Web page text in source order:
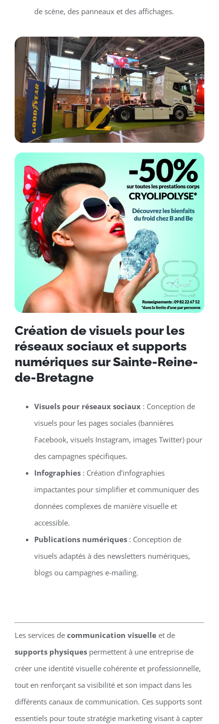
de scène, des panneaux et des affichages.
Création de visuels pour les
réseaux sociaux et supports
numériques sur Sainte-Reine-
de-Bretagne
Visuels pour réseaux sociaux: Conception de
visuels pour les pages sociales (bannières
Facebook, visuels Instagram, images Twitter) pour
des campagnes spécifiques.
Infographies: Création d’infographies
impactantes pour simplifier et communiquer des
données complexes de manière visuelle et
accessible.
Publications numériques: Conception de
visuels adaptés à des newsletters numériques,
blogs ou campagnes e-mailing.
Les services de communication visuelleet de
supports physiquespermettent à une entreprise de
créer une identité visuelle cohérente et professionnelle,
tout en renforçant sa visibilité et son impact dans les
différents canaux de communication. Ces supports sont
essentiels pour toute stratégie marketing visant à capter